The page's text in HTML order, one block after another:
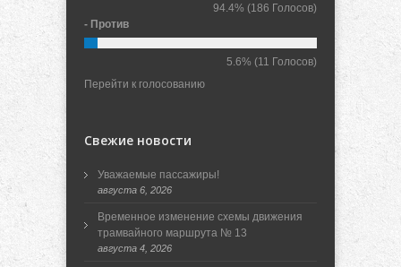
94.4% (186 Голосов)
- Против
5.6% (11 Голосов)
Перейти к голосованию
Свежие новости
Уважаемые пассажиры!
августа 6, 2026
Временное изменение схемы движения
трамвайного маршрута № 13
августа 4, 2026